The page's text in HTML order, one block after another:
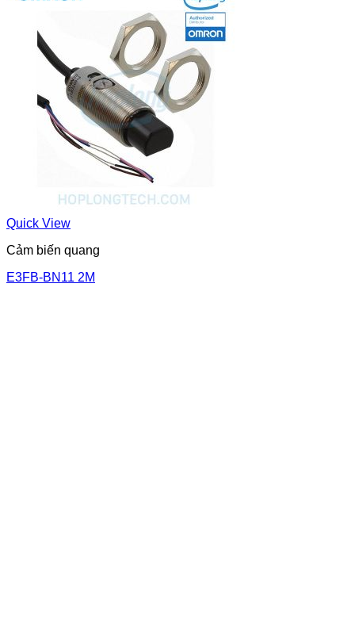
Quick View
Cảm biến quang
E3FB-BN11 2M